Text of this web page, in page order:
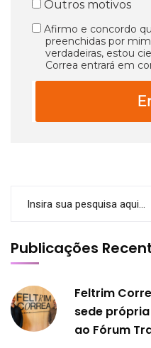
Outros motivos
Afirmo e concordo
preenchidas por
verdadeiras, estou
Correa entrará em
Publicações
Feltrim
sede
ao Fórum